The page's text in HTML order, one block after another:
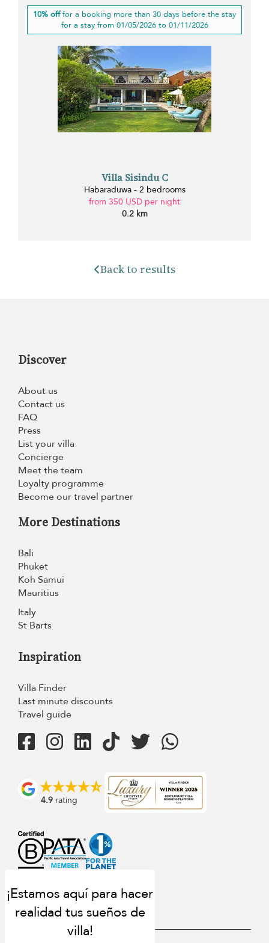
10% offfor a booking more than 30 days before the stay
for a stay from 01/05/2026 to 01/11/2026
Villa Sisindu C
Habaraduwa - 2 bedrooms
from 350 USD per night
0.2 km
Back to results
Discover
About us
Contact us
FAQ
Press
List your villa
Concierge
Meet the team
Loyalty programme
Become our travel partner
More Destinations
Bali
Phuket
Koh Samui
Mauritius
Italy
St Barts
Inspiration
Villa Finder
Last minute discounts
Travel guide
4.9 rating